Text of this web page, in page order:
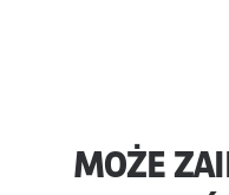
MOŻE